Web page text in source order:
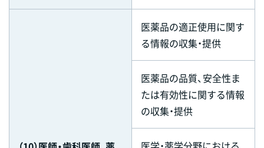
医薬品の適正使用に関す
る情報の収集・提供
医薬品の品質、安全性ま
たは有効性に関する情報
の収集・提供